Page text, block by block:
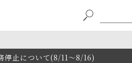
停止について(8/11～8/16)